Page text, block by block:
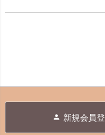
新規会員